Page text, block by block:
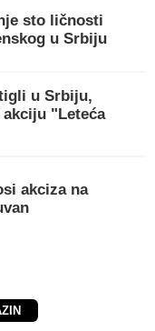
sto ličnosti
u Srbiju
u Srbiju,
"Leteća
akciza na